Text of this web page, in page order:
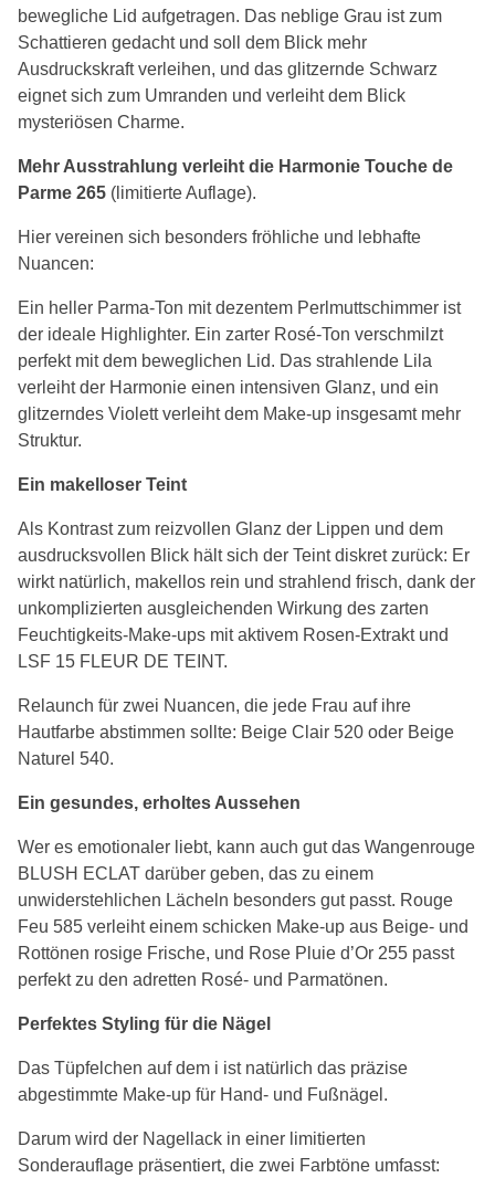
bewegliche Lid aufgetragen. Das neblige Grau ist zum
Schattieren gedacht und soll dem Blick mehr
Ausdruckskraft verleihen, und das glitzernde Schwarz
eignet sich zum Umranden und verleiht dem Blick
mysteriösen Charme.
Mehr Ausstrahlung verleiht die Harmonie Touche de
Parme 265 (limitierte Auflage).
Hier vereinen sich besonders fröhliche und lebhafte
Nuancen:
Ein heller Parma-Ton mit dezentem Perlmuttschimmer ist
der ideale Highlighter. Ein zarter Rosé-Ton verschmilzt
perfekt mit dem beweglichen Lid. Das strahlende Lila
verleiht der Harmonie einen intensiven Glanz, und ein
glitzerndes Violett verleiht dem Make-up insgesamt mehr
Struktur.
Ein makelloser Teint
Als Kontrast zum reizvollen Glanz der Lippen und dem
ausdrucksvollen Blick hält sich der Teint diskret zurück: Er
wirkt natürlich, makellos rein und strahlend frisch, dank der
unkomplizierten ausgleichenden Wirkung des zarten
Feuchtigkeits-Make-ups mit aktivem Rosen-Extrakt und
LSF 15 FLEUR DE TEINT.
Relaunch für zwei Nuancen, die jede Frau auf ihre
Hautfarbe abstimmen sollte: Beige Clair 520 oder Beige
Naturel 540.
Ein gesundes, erholtes Aussehen
Wer es emotionaler liebt, kann auch gut das Wangenrouge
BLUSH ECLAT darüber geben, das zu einem
unwiderstehlichen Lächeln besonders gut passt. Rouge
Feu 585 verleiht einem schicken Make-up aus Beige- und
Rottönen rosige Frische, und Rose Pluie d’Or 255 passt
perfekt zu den adretten Rosé- und Parmatönen.
Perfektes Styling für die Nägel
Das Tüpfelchen auf dem i ist natürlich das präzise
abgestimmte Make-up für Hand- und Fußnägel.
Darum wird der Nagellack in einer limitierten
Sonderauflage präsentiert, die zwei Farbtöne umfasst: